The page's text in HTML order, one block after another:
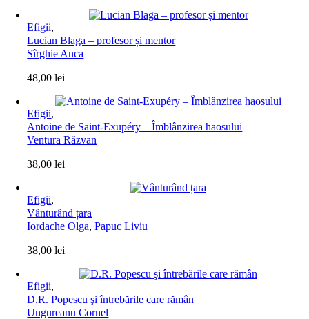
Efigii,
Lucian Blaga – profesor și mentor
Sîrghie Anca
48,00lei
Efigii,
Antoine de Saint-Exupéry – Îmblânzirea haosului
Ventura Răzvan
38,00lei
Efigii,
Vânturând țara
Iordache Olga,Papuc Liviu
38,00lei
Efigii,
D.R. Popescu şi întrebările care rămân
Ungureanu Cornel